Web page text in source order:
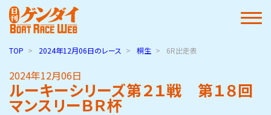
TOP 2024年12月06日のレース 桐生 6R出走表
2024年12月06日
ルーキーシリーズ第２１戦 第１８回
マンスリーＢＲ杯